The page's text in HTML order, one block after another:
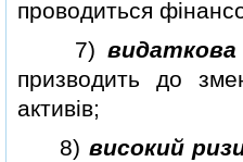
проводиться
7)
призводить до
активiв;
8) високий